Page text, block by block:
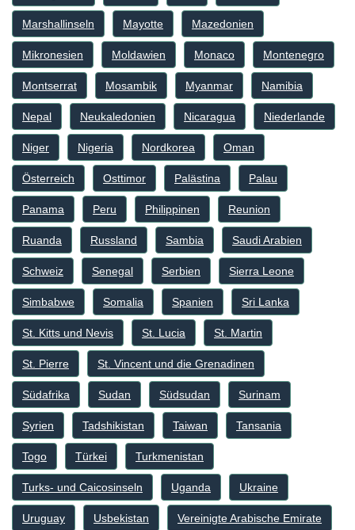
Marshallinseln Mayotte Mazedonien
Mikronesien Moldawien Monaco Montenegro
Montserrat Mosambik Myanmar Namibia
Nepal Neukaledonien Nicaragua Niederlande
Niger Nigeria Nordkorea Oman
Österreich Osttimor Palästina Palau
Panama Peru Philippinen Reunion
Ruanda Russland Sambia Saudi Arabien
Schweiz Senegal Serbien Sierra Leone
Simbabwe Somalia Spanien Sri Lanka
St. Kitts und Nevis St. Lucia St. Martin
St. Pierre St. Vincent und die Grenadinen
Südafrika Sudan Südsudan Surinam
Syrien Tadshikistan Taiwan Tansania
Togo Türkei Turkmenistan
Turks- und Caicosinseln Uganda Ukraine
Uruguay Usbekistan Vereinigte Arabische Emirate